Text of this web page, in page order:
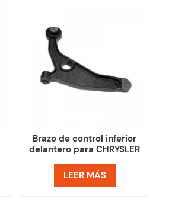
Brazo de control inferior
delantero para CHRYSLER
4766423AA 4766423AB
LEER MÁS